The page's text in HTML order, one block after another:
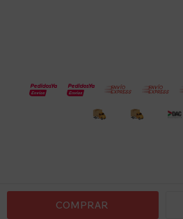
COMPRAR